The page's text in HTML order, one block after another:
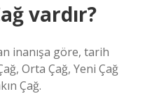
vardır?
inanışa göre, tarih
Orta Çağ, Yeni Çağ
Çağ.